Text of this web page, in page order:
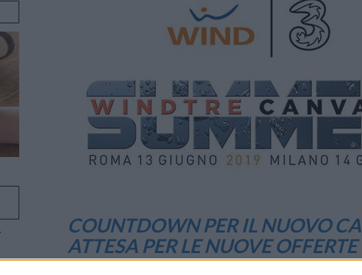
COUNTDOWN PER IL NUOVO
ATTESA PER LE NUOVE